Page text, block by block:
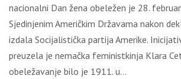
nacionalni Dan žena obeležen je 28.
Sjedinjenim Američkim Državama nakon
izdala Socijalistička partija Amerike.
preuzela je nemačka feministkinja Klara
obeležavanje bilo je 1911. u…